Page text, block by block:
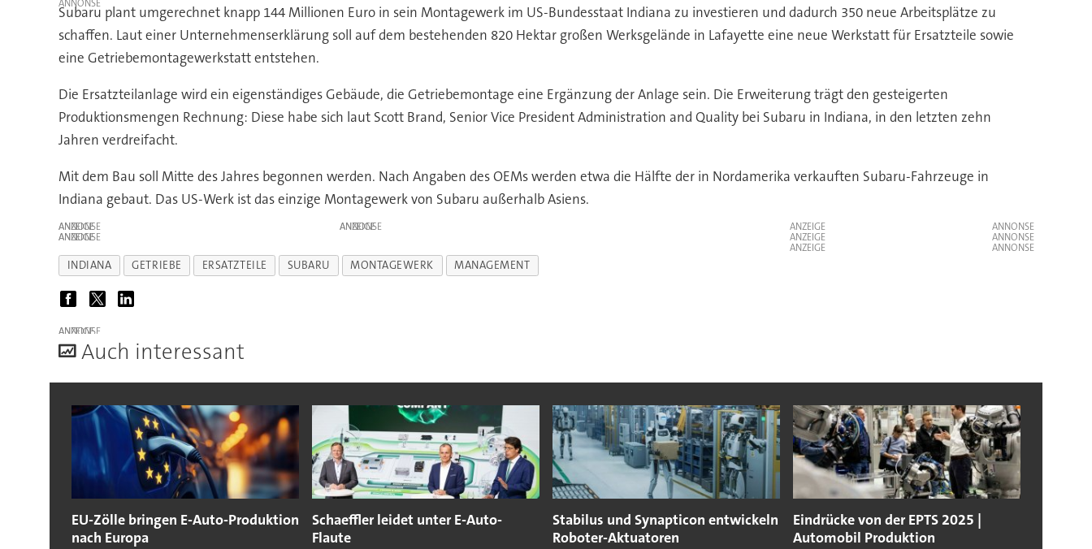
Subaru plant umgerechnet knapp 144 Millionen Euro in sein Montagewerk im US-Bundesstaat Indiana zu investieren und dadurch 350 neue Arbeitsplätze zu
schaffen. Laut einer Unternehmenserklärung soll auf dem bestehenden 820 Hektar großen Werksgelände in Lafayette eine neue Werkstatt für Ersatzteile sowie
eine Getriebemontagewerkstatt entstehen.
Die Ersatzteilanlage wird ein eigenständiges Gebäude, die Getriebemontage eine Ergänzung der Anlage sein. Die Erweiterung trägt den gesteigerten
Produktionsmengen Rechnung: Diese habe sich laut Scott Brand, Senior Vice President Administration and Quality bei Subaru in Indiana, in den letzten zehn
Jahren verdreifacht.
Mit dem Bau soll Mitte des Jahres begonnen werden. Nach Angaben des OEMs werden etwa die Hälfte der in Nordamerika verkauften Subaru-Fahrzeuge in
Indiana gebaut. Das US-Werk ist das einzige Montagewerk von Subaru außerhalb Asiens.
ANZEIGE ANZEIGE
ANZEIGE
ANZEIGE
ANZEIGE
ANZEIGE
INDIANA GETRIEBE ERSATZTEILE SUBARU MONTAGEWERK MANAGEMENT
ANZEIGE
Auch interessant
EU-Zölle bringen E-Auto-Produktion
nach Europa
Schaeffler leidet unter E-Auto-
Flaute
Stabilus und Synapticon entwickeln
Roboter-Aktuatoren
Eindrücke von der EPTS 2025 |
Automobil Produktion